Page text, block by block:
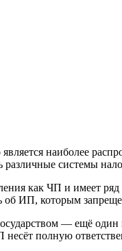
наиболее
различные системы
как ЧП и имеет
ИП, которым
— ещё
полную